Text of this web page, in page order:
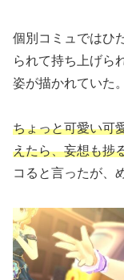
個別コミュではひ
られて持ち上げら
姿が描かれていた。
ちょっと可愛い可
えたら、妄想も捗
コると言ったが、